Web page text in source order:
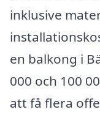
inklusive
en balkong i
000 och 100
att få flera